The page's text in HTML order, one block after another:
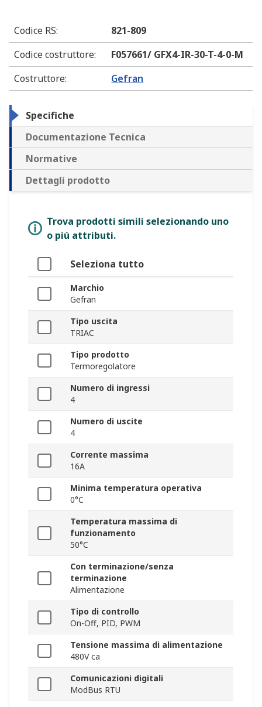
Codice RS:
821-809
Codice costruttore:
F057661/ GFX4-IR-30-T-4-0-M
Costruttore: Gefran
Specifiche
Documentazione Tecnica
Normative
Dettagli prodotto
Trova prodotti simili selezionando uno
o più attributi.
Seleziona tutto
Marchio
Gefran
Tipo uscita
TRIAC
Tipo prodotto
Termoregolatore
Numero di ingressi
4
Numero di uscite
4
Corrente massima
16A
Minima temperatura operativa
0°C
Temperatura massima di
funzionamento
50°C
Con terminazione/senza
terminazione
Alimentazione
Tipo di controllo
On-Off, PID, PWM
Tensione massima di alimentazione
480V ca
Comunicazioni digitali
ModBus RTU